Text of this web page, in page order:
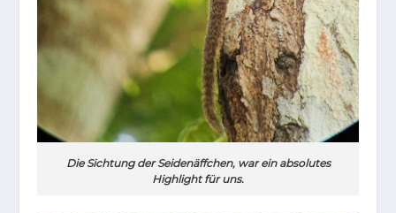
Die Sichtung der Seidenäffchen, war ein absolutes
Highlight für uns.